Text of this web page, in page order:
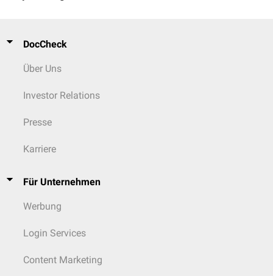
DocCheck
Über Uns
Investor Relations
Presse
Karriere
Für Unternehmen
Werbung
Login Services
Content Marketing